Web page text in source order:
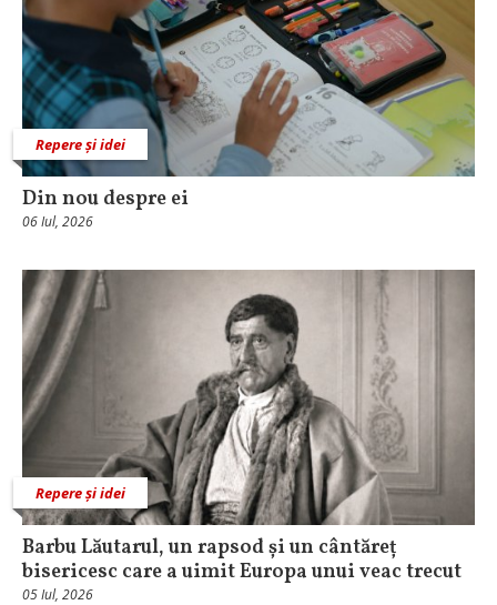
Repere și idei
Din nou despre ei
06 Iul, 2026
Repere și idei
Barbu Lăutarul, un rapsod și un cântăreț
bisericesc care a uimit Europa unui veac trecut
05 Iul, 2026